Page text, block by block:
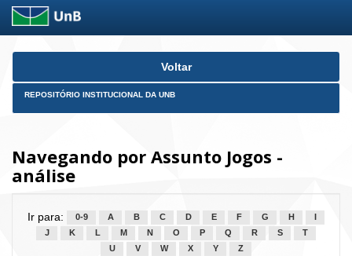
Skip
Voltar
REPOSITÓRIO INSTITUCIONAL DA UNB
Navegando por Assunto Jogos -
análise
Ir para: 0-9 A B C D E F G H
J
K L M N O P Q R S
T
U
V W X Y Z